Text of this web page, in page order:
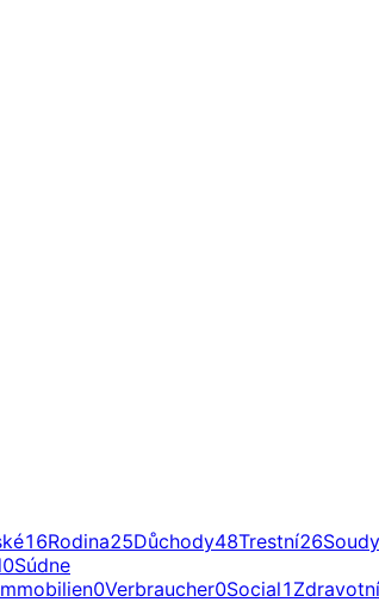
16Rodina25Důchody48Trestní26Soudy
0Súdne
0Verbraucher0Social1 Zdravotní